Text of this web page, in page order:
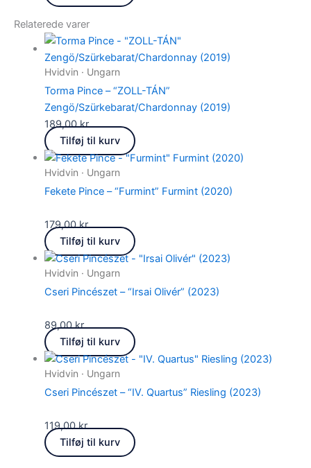
Relaterede varer
Hvidvin · Ungarn
Torma Pince – “ZOLL-TÁN”
Zengö/Szürkebarat/Chardonnay (2019)
189,00kr.
Tilføj til kurv
Hvidvin · Ungarn
Fekete Pince – “Furmint” Furmint (2020)
179,00kr.
Tilføj til kurv
Hvidvin · Ungarn
Cseri Pincészet – “Irsai Olivér” (2023)
89,00kr.
Tilføj til kurv
Hvidvin · Ungarn
Cseri Pincészet – “IV. Quartus” Riesling (2023)
119,00kr.
Tilføj til kurv